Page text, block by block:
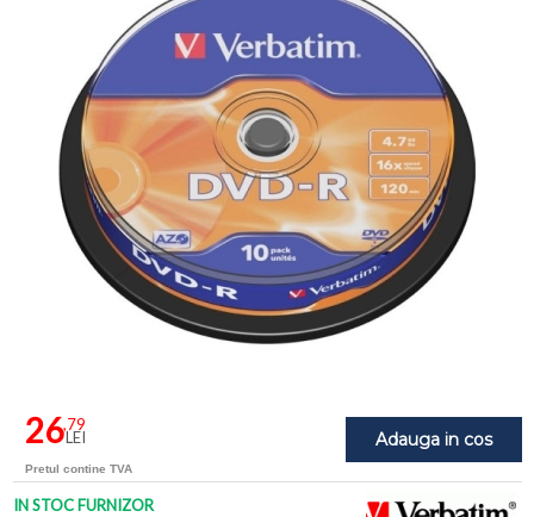
Adauga in cos
26,79
LEI
Pretul contine TVA
IN STOC FURNIZOR